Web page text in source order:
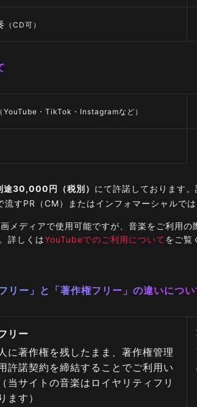
（CD可）
（YouTube・TikTok・Instagramなど）
途30,000円（税別） にて許諾しております。
すPR（CM）またはインフォマーシャルでは
メディアで使用可能ですが、音楽をご利用
詳しくはYouTubeでのご利用についてをご覧
リー」と「著作権フリー」の違いについ
リー
に著作権を残したまま、著作権管理
許諾契約を締結することでご利用い
当サイトの音楽はロイヤリティフリ
ます）